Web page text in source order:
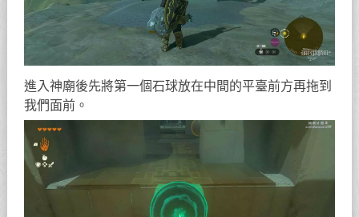
進入神廟後先將第一個石球放在中間的平臺前方再拖到
我們面前。